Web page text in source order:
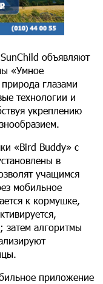
объявляют
«Умное
глазами
технологии и
укреплению
«Bird Buddy» с
в
учащимся
мобильное
к кормушке,
затем алгоритмы
приложение